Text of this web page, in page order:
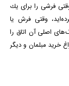
فرشی را برای یك
وقتی فرش یا
اصلی آن اتاق را
خرید مبلمان و دیگر